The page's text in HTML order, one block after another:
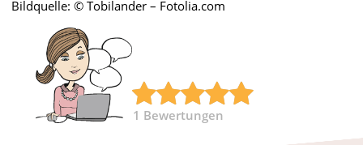
Bildquelle: © Tobilander – Fotolia.com
1 Bewertungen